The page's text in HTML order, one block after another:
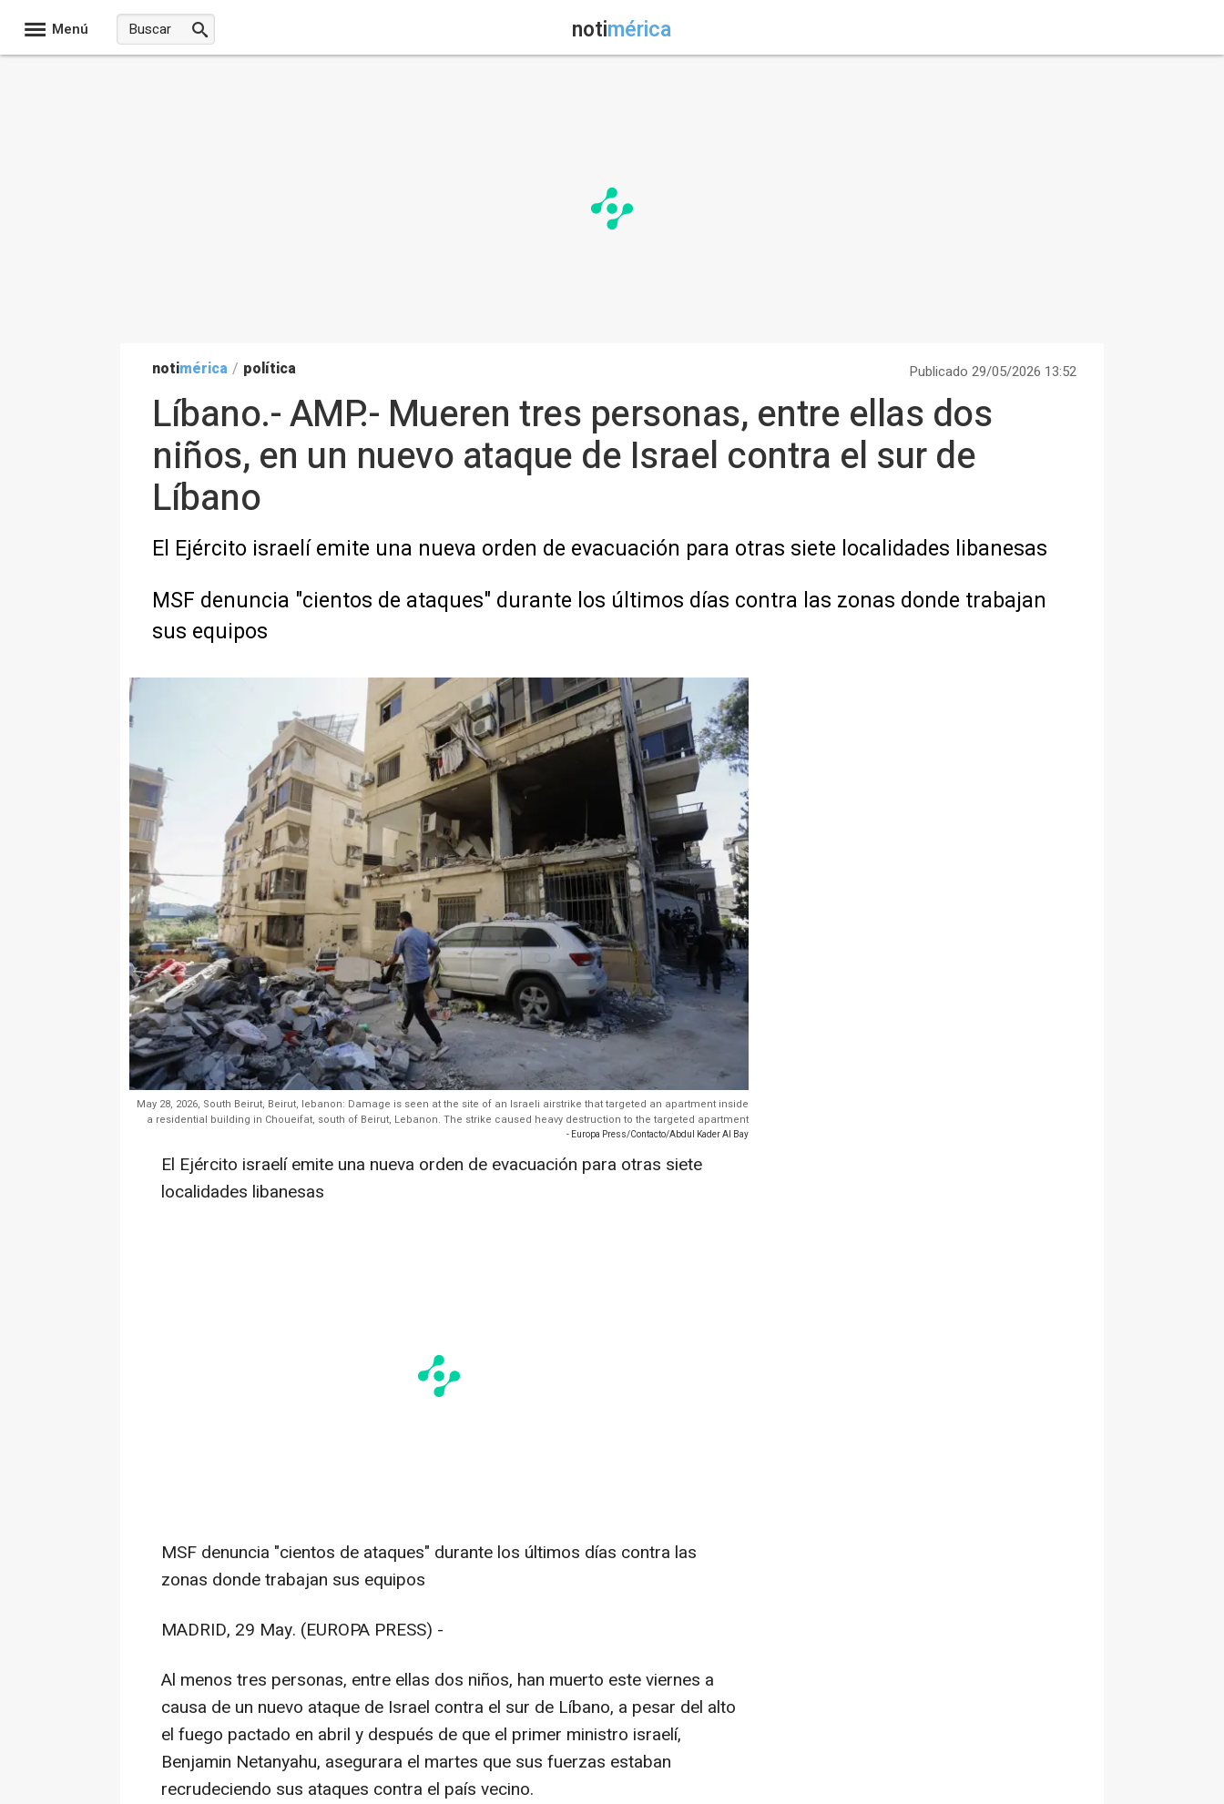
Menú notimérica
notimérica / política Publicado 29/05/2026 13:52
Líbano.- AMP.- Mueren tres personas, entre ellas dos
niños, en un nuevo ataque de Israel contra el sur de
Líbano
El Ejército israelí emite una nueva orden de evacuación para otras siete localidades libanesas
MSF denuncia "cientos de ataques" durante los últimos días contra las zonas donde trabajan
sus equipos
May 28, 2026, South Beirut, Beirut, lebanon: Damage is seen at the site of an Israeli airstrike that targeted an apartment inside
a residential building in Choueifat, south of Beirut, Lebanon. The strike caused heavy destruction to the targeted apartment
- Europa Press/Contacto/Abdul Kader Al Bay
El Ejército israelí emite una nueva orden de evacuación para otras siete
localidades libanesas
MSF denuncia "cientos de ataques" durante los últimos días contra las
zonas donde trabajan sus equipos
MADRID, 29 May. (EUROPA PRESS) -
Al menos tres personas, entre ellas dos niños, han muerto este viernes a
causa de un nuevo ataque de Israel contra el sur de Líbano, a pesar del alto
el fuego pactado en abril y después de que el primer ministro israelí,
Benjamin Netanyahu, asegurara el martes que sus fuerzas estaban
recrudeciendo sus ataques contra el país vecino.